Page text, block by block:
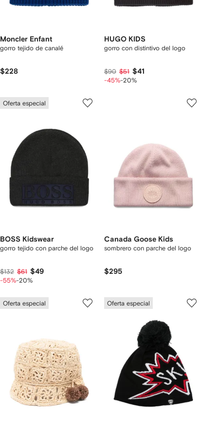
Moncler Enfant
gorro tejido de canalé
$228
HUGO KIDS
gorro con distintivo del logo
$90 $51 $41
-45%-20%
Oferta especial
BOSS Kidswear
gorro tejido con parche del logo
$132 $61 $49
-55%-20%
Canada Goose Kids
sombrero con parche del logo
$295
Oferta especial Oferta especial